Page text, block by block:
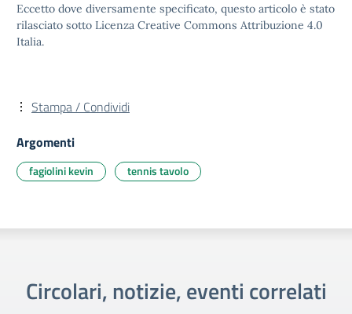
Eccetto dove diversamente specificato, questo articolo è stato
rilasciato sotto Licenza Creative Commons Attribuzione 4.0
Italia.
Stampa / Condividi
Argomenti
fagiolini kevin tennis tavolo
Circolari, notizie, eventi correlati